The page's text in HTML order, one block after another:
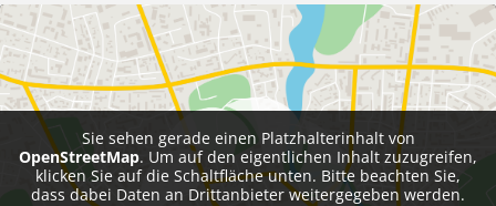
Sie sehen gerade einen Platzhalterinhalt von
OpenStreetMap. Um auf den eigentlichen Inhalt zuzugreifen,
klicken Sie auf die Schaltfläche unten. Bitte beachten Sie,
dass dabei Daten an Drittanbieter weitergegeben werden.